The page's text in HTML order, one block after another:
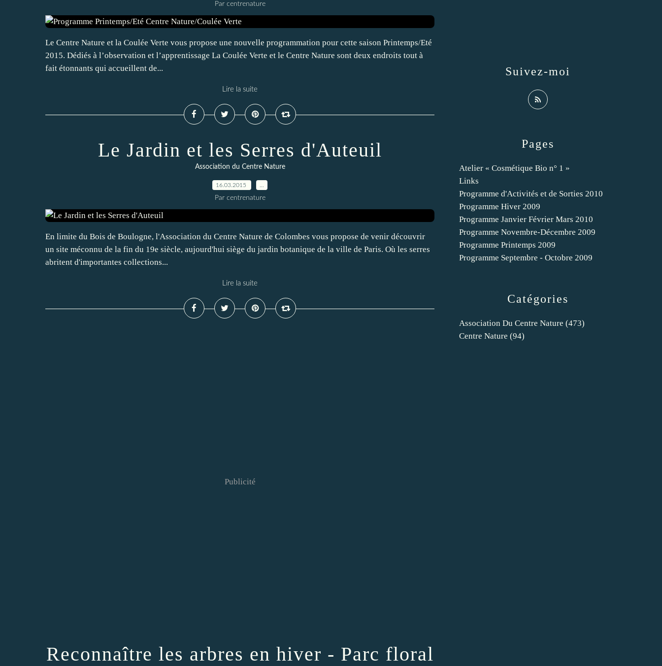
Par centrenature
Le Centre Nature et la Coulée Verte vous propose une nouvelle programmation pour cette saison Printemps/Eté
2015. Dédiés à l’observation et l’apprentissage La Coulée Verte et le Centre Nature sont deux endroits tout à
fait étonnants qui accueillent de...
Lire la suite
Le Jardin et les Serres d'Auteuil
Association du Centre Nature
16.03.2015
Par centrenature
En limite du Bois de Boulogne, l'Association du Centre Nature de Colombes vous propose de venir découvrir
un site méconnu de la fin du 19e siècle, aujourd'hui siège du jardin botanique de la ville de Paris. Où les serres
abritent d'importantes collections...
Lire la suite
Publicité
Reconnaître les arbres en hiver - Parc floral
Catégories
Association Du Centre Nature (473)
Centre Nature (94)
Pages
Atelier « Cosmétique Bio n° 1 »
Links
Programme d'Activités et de Sorties 2010
Programme Hiver 2009
Programme Janvier Février Mars 2010
Programme Novembre-Décembre 2009
Programme Printemps 2009
Programme Septembre - Octobre 2009
Suivez-moi